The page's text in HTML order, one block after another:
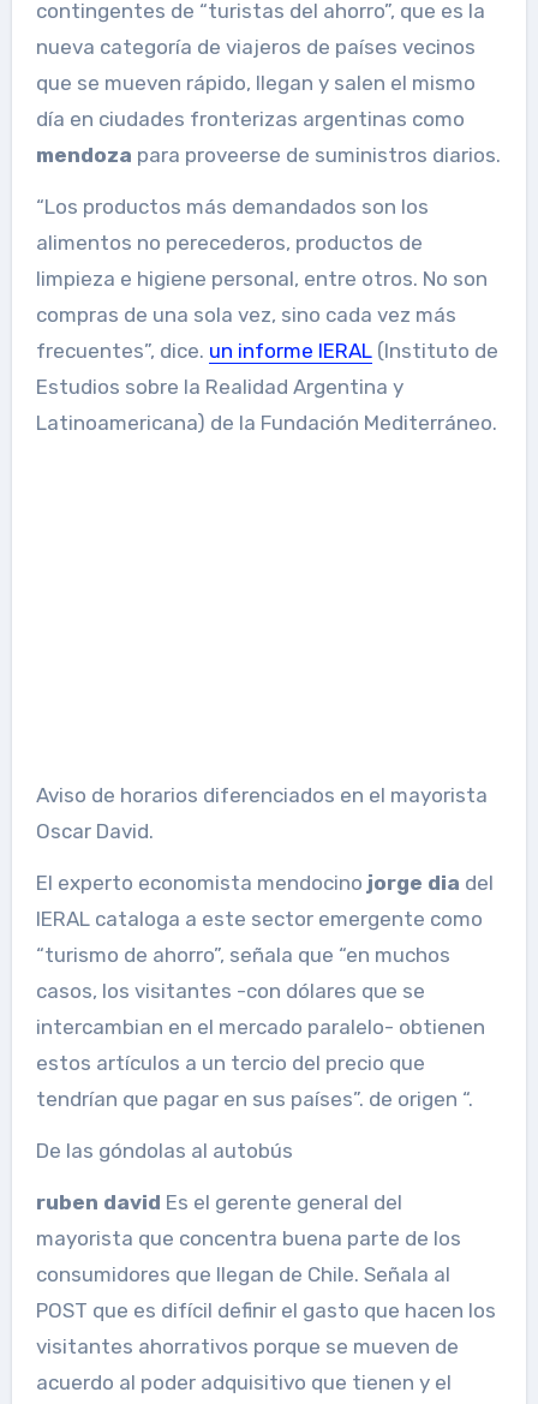
contingentes de “turistas del ahorro”, que es la
nueva categoría de viajeros de países vecinos
que se mueven rápido, llegan y salen el mismo
día en ciudades fronterizas argentinas como
mendoza para proveerse de suministros diarios.
“Los productos más demandados son los
alimentos no perecederos, productos de
limpieza e higiene personal, entre otros. No son
compras de una sola vez, sino cada vez más
frecuentes”, dice. un informe IERAL(Instituto de
Estudios sobre la Realidad Argentina y
Latinoamericana) de la Fundación Mediterráneo.
Aviso de horarios diferenciados en el mayorista
Oscar David.
El experto economista mendocino jorge dia del
IERAL cataloga a este sector emergente como
“turismo de ahorro”, señala que “en muchos
casos, los visitantes -con dólares que se
intercambian en el mercado paralelo- obtienen
estos artículos a un tercio del precio que
tendrían que pagar en sus países”. de origen “.
De las góndolas al autobús
ruben david Es el gerente general del
mayorista que concentra buena parte de los
consumidores que llegan de Chile. Señala al
POST que es difícil definir el gasto que hacen los
visitantes ahorrativos porque se mueven de
acuerdo al poder adquisitivo que tienen y el